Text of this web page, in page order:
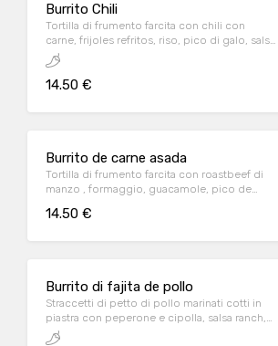
Burrito Chili
Tortilla di frumento farcita con chili con
carne, frijoles refritos, riso, pico di galo, salsa
piccante, formaggio.
14.50 €
Burrito de carne asada
Tortilla di frumento farcita con roastbeef di
manzo , formaggio, guacamole, pico de
14.50 €
Burrito di fajita de pollo
Straccetti di petto di pollo marinati cotti in
piastra con peperone e cipolla, salsa ranch,
formaggio, avocado, pico di galo, lattuga.